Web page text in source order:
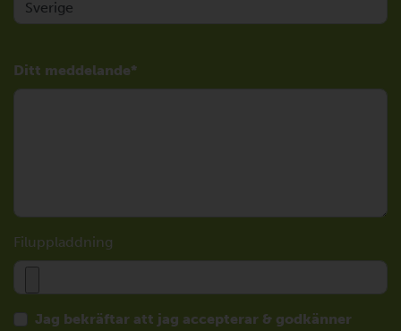
Ditt meddelande
Filuppladdning
Jag bekräftar att jag accepterar & godkänner